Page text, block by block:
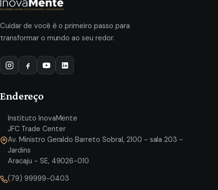
Cuidar de você é o primeiro passo para
transformar o mundo ao seu redor.
Endereço
Instituto InovaMente
JFC Trade Center
Av. Ministro Geraldo Barreto Sobral, 2100 - sala 203 -
Jardins
Aracaju - SE, 49026-010
(79) 99999-0403